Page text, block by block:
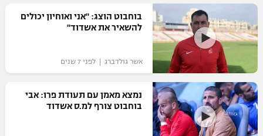
בוחבוט הוצג: "אני ואוחיון יכולים
להשאיר את אשדוד"
אשר גולדברג | לפני 7 שנים
נמצא מאמן עם תעודת פרו: אבי
בוחבוט צורף למ.ס אשדוד